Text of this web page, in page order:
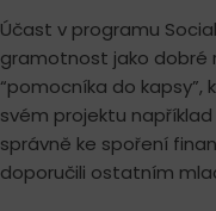
Účast v programu
gramotnost jako dobré
“pomocníka do kapsy”,
svém projektu
správně ke spoření
doporučili ostatním